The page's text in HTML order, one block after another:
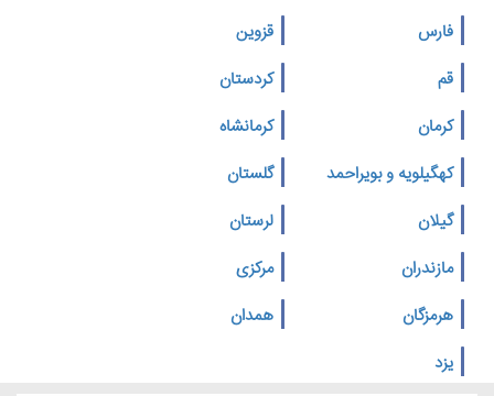
فارس
قزوین
قم
کردستان
کرمان
کرمانشاه
کهگیلویه و بویراحمد
گلستان
گیلان
لرستان
مازندران
مرکزی
هرمزگان
همدان
یزد